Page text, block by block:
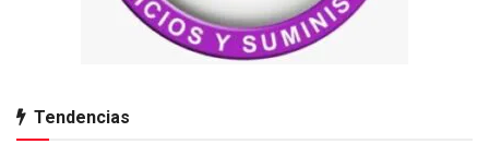
Tendencias